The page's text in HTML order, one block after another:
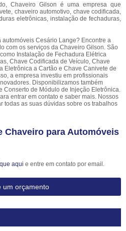
Chaveiro Gilson é uma empresa que
chaveiro automotivo, chave codificada,
eletrônicas, instalação de fechaduras,
Cesário Lange? Encontre a
com os serviços da Chaveiro Gilson. São
Instalação de Fechadura Elétrica
Chave Codificada de Veículo, Chave
Eletrônica a Cartão e Chave Canivete de
a empresa investiu em profissionais
Disponibilizamos também
Conserto de Módulo de Injeção Eletrônica.
entrar em contato e saber mais. Nossos
todas as suas dúvidas sobre os trabalhos
Chaveiro para Automóveis
aqui e entre em contato por email.
um orçamento